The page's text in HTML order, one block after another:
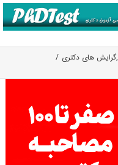
,گرایش های دکتری